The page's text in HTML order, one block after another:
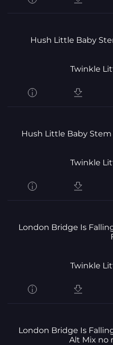
Hush Little Baby
Twinkle
Hush Little Baby
Twinkle
London Bridge Is
Twinkle
London Bridge Is
Alt Mix no